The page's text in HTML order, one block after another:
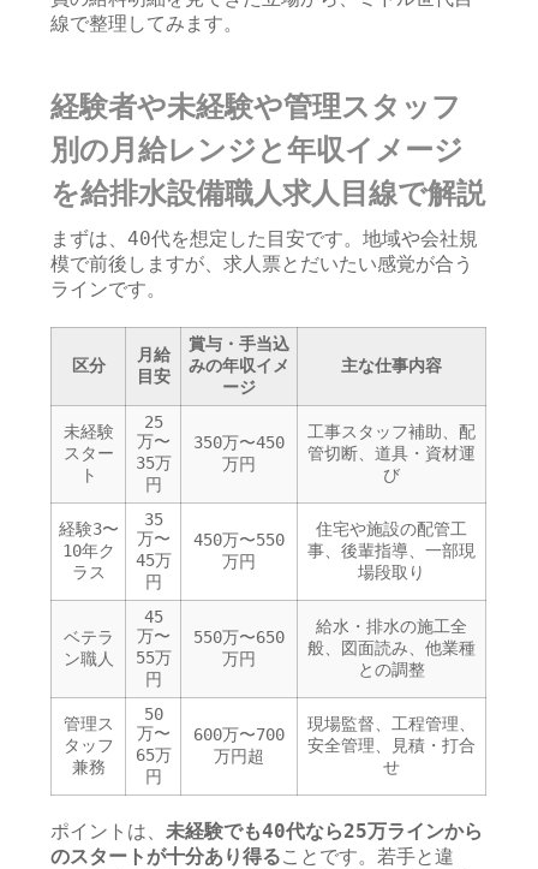
線で整理してみます。
経験者や未経験や管理スタッフ
別の月給レンジと年収イメージ
を給排水設備職人求人目線で解説
まずは、40代を想定した目安です。地域や会社規
模で前後しますが、求人票とだいたい感覚が合う
ラインです。
区分
月給
目安
賞与・手当込
みの年収イメ
ージ
主な仕事内容
未経験
スター
ト
25
万〜
35万
円
350万〜450
万円
工事スタッフ補助、配
管切断、道具・資材運
び
経験3〜
10年ク
ラス
35
万〜
45万
円
450万〜550
万円
住宅や施設の配管工
事、後輩指導、一部現
場段取り
ベテラ
ン職人
45
万〜
55万
円
550万〜650
万円
給水・排水の施工全
般、図面読み、他業種
との調整
管理ス
タッフ
兼務
50
万〜
65万
円
600万〜700
万円超
現場監督、工程管理、
安全管理、見積・打合
せ
ポイントは、未経験でも40代なら25万ラインから
のスタートが十分あり得ることです。若手と違